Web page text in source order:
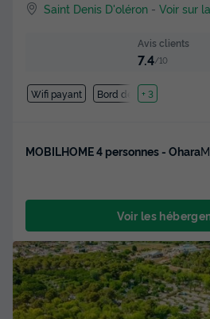
Saint Denis D'oléron -Voir sur
Avis clients
7.4/10
Wifi payant Bord de mer
+ 3
MOBILHOME 4 personnes - Ohara
Voir les